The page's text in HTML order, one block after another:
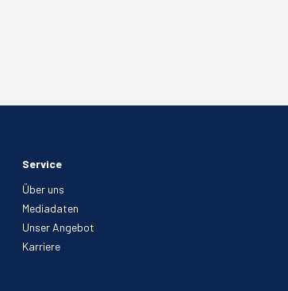
Service
Über uns
Mediadaten
Unser Angebot
Karriere